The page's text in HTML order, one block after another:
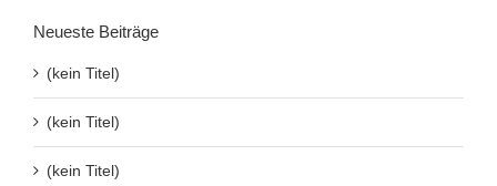
Neueste Beiträge
(kein Titel)
(kein Titel)
(kein Titel)